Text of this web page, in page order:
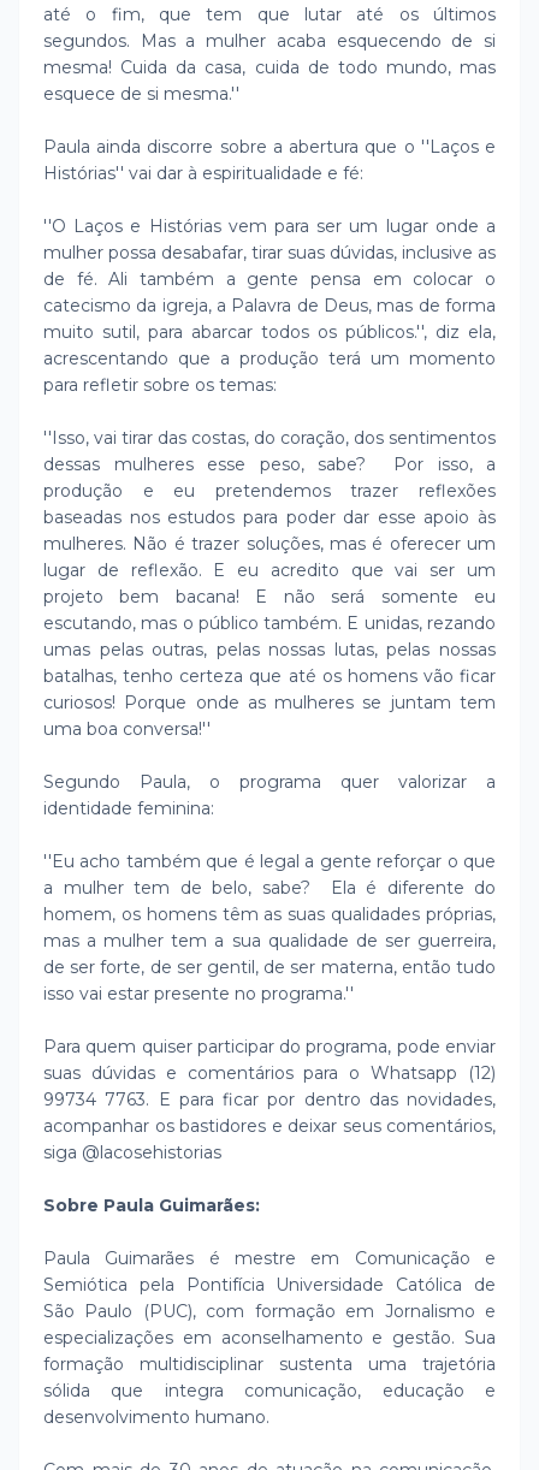
até o fim, que tem que lutar até os últimos
segundos. Mas a mulher acaba esquecendo de si
mesma! Cuida da casa, cuida de todo mundo, mas
esquece de si mesma.''
Paula ainda discorre sobre a abertura que o ''Laços e
Histórias'' vai dar à espiritualidade e fé:
''O Laços e Histórias vem para ser um lugar onde a
mulher possa desabafar, tirar suas dúvidas, inclusive as
de fé. Ali também a gente pensa em colocar o
catecismo da igreja, a Palavra de Deus, mas de forma
muito sutil, para abarcar todos os públicos.'', diz ela,
acrescentando que a produção terá um momento
para refletir sobre os temas:
''Isso, vai tirar das costas, do coração, dos sentimentos
dessas mulheres esse peso, sabe? Por isso, a
produção e eu pretendemos trazer reflexões
baseadas nos estudos para poder dar esse apoio às
mulheres. Não é trazer soluções, mas é oferecer um
lugar de reflexão. E eu acredito que vai ser um
projeto bem bacana! E não será somente eu
escutando, mas o público também. E unidas, rezando
umas pelas outras, pelas nossas lutas, pelas nossas
batalhas, tenho certeza que até os homens vão ficar
curiosos! Porque onde as mulheres se juntam tem
uma boa conversa!''
Segundo Paula, o programa quer valorizar a
identidade feminina:
''Eu acho também que é legal a gente reforçar o que
a mulher tem de belo, sabe? Ela é diferente do
homem, os homens têm as suas qualidades próprias,
mas a mulher tem a sua qualidade de ser guerreira,
de ser forte, de ser gentil, de ser materna, então tudo
isso vai estar presente no programa.''
Para quem quiser participar do programa, pode enviar
suas dúvidas e comentários para o Whatsapp (12)
99734 7763. E para ficar por dentro das novidades,
acompanhar os bastidores e deixar seus comentários,
siga @lacosehistorias
Sobre Paula Guimarães:
Paula Guimarães é mestre em Comunicação e
Semiótica pela Pontifícia Universidade Católica de
São Paulo (PUC), com formação em Jornalismo e
especializações em aconselhamento e gestão. Sua
formação multidisciplinar sustenta uma trajetória
sólida que integra comunicação, educação e
desenvolvimento humano.